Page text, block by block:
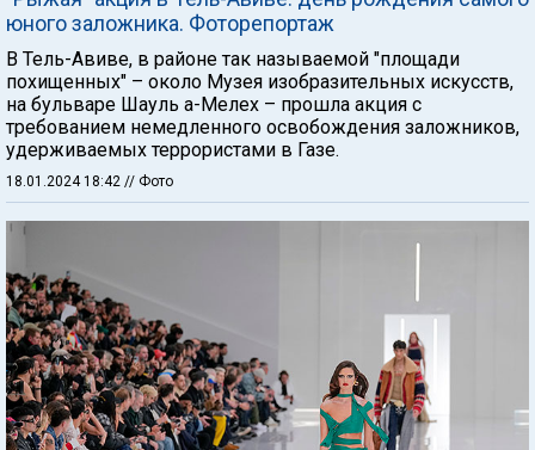
юного заложника. Фоторепортаж
В Тель-Авиве, в районе так называемой "площади
похищенных" – около Музея изобразительных искусств,
на бульваре Шауль а-Мелех – прошла акция с
требованием немедленного освобождения заложников,
удерживаемых террористами в Газе.
18.01.2024 18:42 // Фото